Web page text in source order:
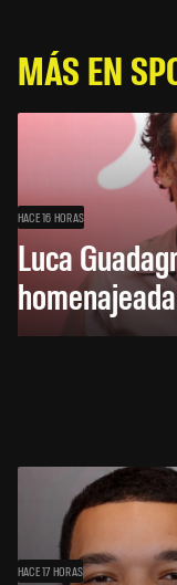
MÁS EN
HACE 16 HORAS
Luca
HACE 17 HORAS